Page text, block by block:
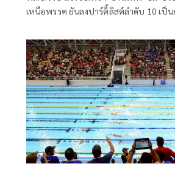
เหนือพรรค ยันลงปาร์ตี้ลิสต์ลำดับ 10 เป็
โปร่งใส พร้อมเปิดหน้าชนโค้งสุดท้าย แฉข
ระบาดหนักทั่วประเทศ พุ่งหัวละ 5,000
1.2 หมื่นล้าน ชี้เป็นเงิน ‘ธุรกิจสีเทา-สแกม